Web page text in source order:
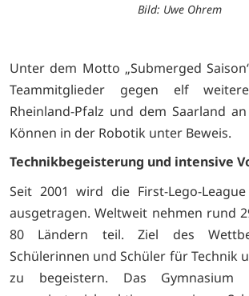
Bild: Uwe Ohrem
Unter dem Motto „Submerged
Teammitglieder gegen elf
Rheinland-Pfalz und dem Saarland
Können in der Robotik unter Beweis.
Technikbegeisterung und intensive
Seit 2001 wird die First-Lego-
ausgetragen. Weltweit nehmen rund
80 Ländern teil. Ziel des
Schülerinnen und Schüler für Technik
zu begeistern. Das Gymnasium